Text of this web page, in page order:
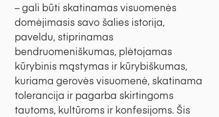
– gali būti skatinamas visuomenės
domėjimasis savo šalies istorija,
paveldu, stiprinamas
bendruomeniškumas, plėtojamas
kūrybinis mąstymas ir kūrybiškumas,
kuriama gerovės visuomenė, skatinama
tolerancija ir pagarba skirtingoms
tautoms, kultūroms ir konfesijoms. Šis